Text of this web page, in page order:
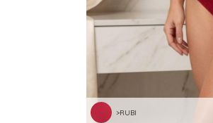
>RUBI